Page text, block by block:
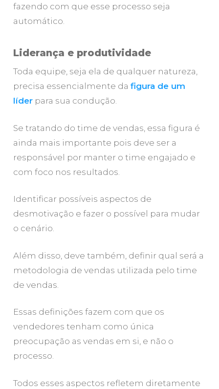
fazendo com que esse processo seja
automático.
Liderança e produtividade
Toda equipe, seja ela de qualquer natureza,
precisa essencialmente da figura de um
líderpara sua condução.
Se tratando do time de vendas, essa figura é
ainda mais importante pois deve ser a
responsável por manter o time engajado e
com foco nos resultados.
Identificar possíveis aspectos de
desmotivação e fazer o possível para mudar
o cenário.
Além disso, deve também, definir qual será a
metodologia de vendas utilizada pelo time
de vendas.
Essas definições fazem com que os
vendedores tenham como única
preocupação as vendas em si, e não o
processo.
Todos esses aspectos refletem diretamente